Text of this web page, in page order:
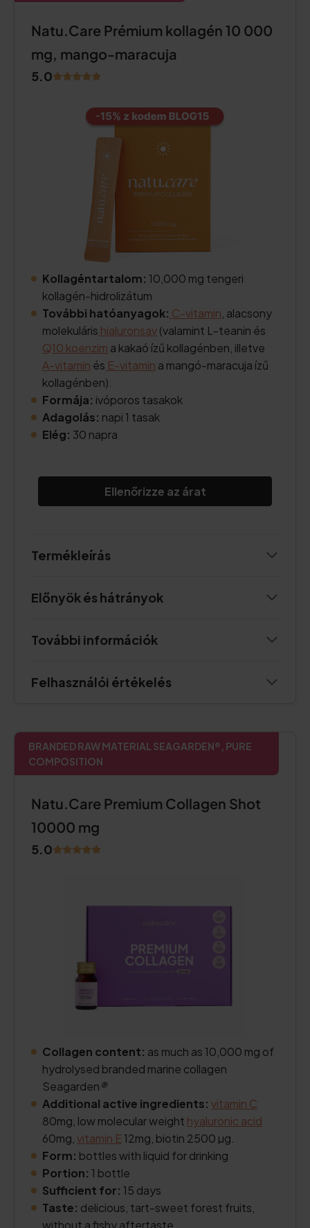
Natu.Care Prémium kollagén 10 000
mg, mango-maracuja
5.0
Kollagéntartalom: 10,000 mg tengeri
kollagén-hidrolizátum
További hatóanyagok: C-vitamin , alacsony
molekuláris hialuronsav(valamint L-teanin és
Q10 koenzim a kakaó ízű kollagénben, illetve
A-vitamin és E-vitamin a mangó-maracuja ízű
kollagénben).
Formája: ivóporos tasakok
Adagolás: napi 1 tasak
Elég: 30 napra
Ellenőrizze az árat
Termékleírás
Előnyök és hátrányok
További információk
Felhasználói értékelés
BRANDED RAW MATERIAL SEAGARDEN®, PURE
COMPOSITION
Natu.Care Premium Collagen Shot
10000 mg
5.0
Collagen content: as much as 10,000 mg of
hydrolysed branded marine collagen
Seagarden®
Additional active ingredients: vitamin C
80mg, low molecular weight hyaluronic acid
60mg, vitamin E12mg, biotin 2500 µg.
Form: bottles with liquid for drinking
Portion: 1 bottle
Sufficient for: 15 days
Taste: delicious, tart-sweet forest fruits,
without a fishy aftertaste